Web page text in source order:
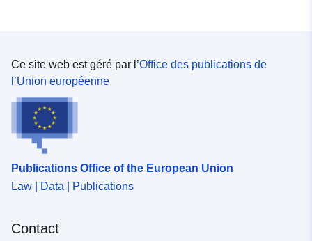
Ce site web est géré par l’Office des publications de
l’Union européenne
Publications Office of the European Union
Law | Data | Publications
Contact